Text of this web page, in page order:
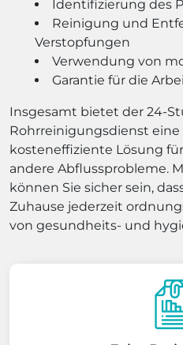
Identifizierung des
Reinigung und
Verstopfungen
Verwendung von
Garantie für die
Insgesamt bietet der 24-
Rohrreinigungsdienst
kosteneffiziente Lösung
andere Abflussprobleme.
können Sie sicher sein,
Zuhause jederzeit
von gesundheits- und